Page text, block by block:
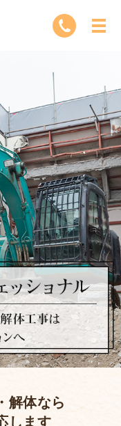
解体なら
します